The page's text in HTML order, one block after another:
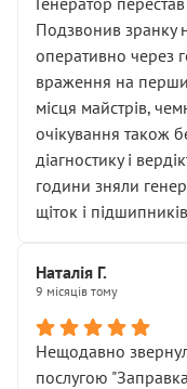
Подзвонив зранку
оперативно через
враження на
місця майстрів,
очікування також
діагностику і
години зняли
щіток і
Наталія Г.
9 місяців тому
Нещодавно
послугою